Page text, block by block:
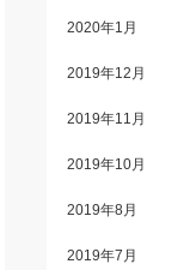
2020年1月
2019年12月
2019年11月
2019年10月
2019年8月
2019年7月